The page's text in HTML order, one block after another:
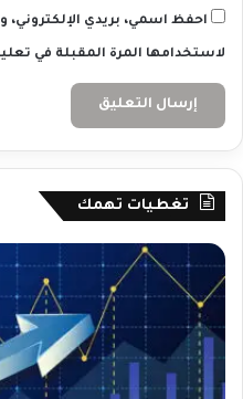
احفظ اسمي، بريدي الإلكتروني،
لاستخدامها المرة المقبلة في
تغطيات تهمك